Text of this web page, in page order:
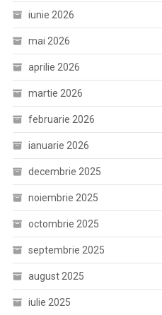
iunie 2026
mai 2026
aprilie 2026
martie 2026
februarie 2026
ianuarie 2026
decembrie 2025
noiembrie 2025
octombrie 2025
septembrie 2025
august 2025
iulie 2025